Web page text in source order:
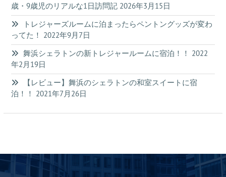
歳・9歳児のリアルな1日訪問記 2026年3月15日
トレジャーズルームに泊まったらペントングッズが変わ
ってた！ 2022年9月7日
舞浜シェラトンの新トレジャールームに宿泊！！ 2022
年2月19日
【レビュー】舞浜のシェラトンの和室スイートに宿
泊！！ 2021年7月26日